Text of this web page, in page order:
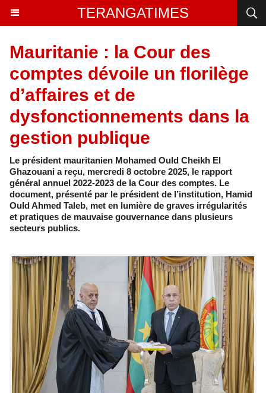
TERANGATIMES
Mauritanie : la Cour des
comptes dévoile un florilège
d’affaires et de
dysfonctionnements dans la
gestion publique
Le président mauritanien Mohamed Ould Cheikh El
Ghazouani a reçu, mercredi 8 octobre 2025, le rapport
général annuel 2022-2023 de la Cour des comptes. Le
document, présenté par le président de l’institution, Hamid
Ould Ahmed Taleb, met en lumière de graves irrégularités
et pratiques de mauvaise gouvernance dans plusieurs
secteurs publics.